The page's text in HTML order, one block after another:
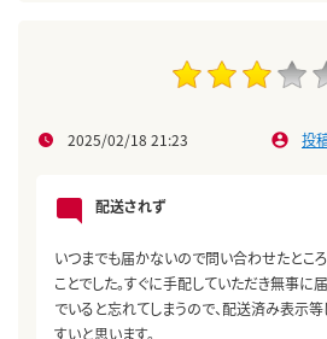
2025/02/18 21:23 投
配送されず
いつまでも届かないので問い合わせたとこ
ことでした。すぐに手配していただき無事に
でいると忘れてしまうので、配送済み表示
すいと思います。